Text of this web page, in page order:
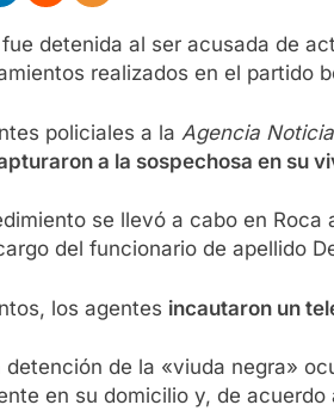
detenida al ser acusada de
realizados en el partido
policiales a la Agencia
a la sospechosa en su
se llevó a cabo en
del funcionario de apellido
los agentes incautaron un
detención de la «viuda negra»
en su domicilio y, de